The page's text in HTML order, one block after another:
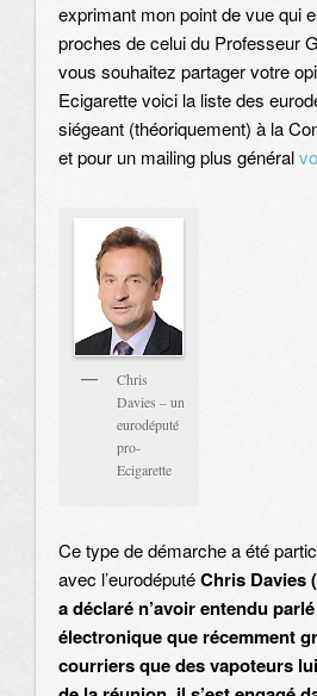
exprimant mon point de vue qui
proches de celui du Professeur
vous souhaitez partager votre
Ecigarette voici la liste des
siégeant (théoriquement) à la
et pour un mailing plus général
Chris
Davies – un
eurodéputé
pro-
Ecigarette
Ce type de démarche a été
avec l’eurodéputéChris Davies
a déclaré n’avoir entendu
électronique que récemment
courriers que des vapoteurs